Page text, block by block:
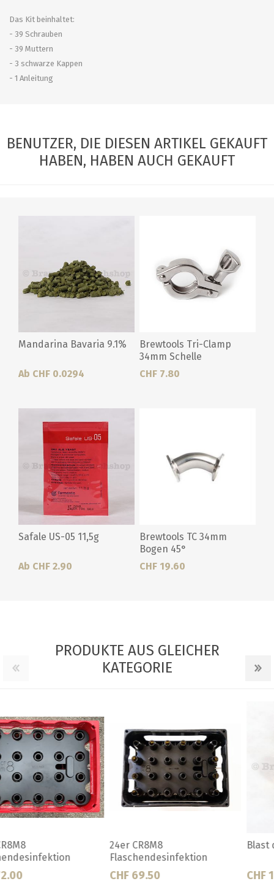
Das Kit beinhaltet:
- 39 Schrauben
- 39 Muttern
- 3 schwarze Kappen
- 1 Anleitung
BENUTZER, DIE DIESEN ARTIKEL GEKAUFT
HABEN, HABEN AUCH GEKAUFT
Mandarina Bavaria 9.1%
Ab CHF 0.0294
Brewtools Tri-Clamp
34mm Schelle
CHF 7.80
Safale US-05 11,5g
Ab CHF 2.90
Brewtools TC 34mm
Bogen 45°
CHF 19.60
PRODUKTE AUS GLEICHER
KATEGORIE
Blast der Flaschenspüler
CHF 17.50
Blast Ersatzdüsen
CHF 8.50